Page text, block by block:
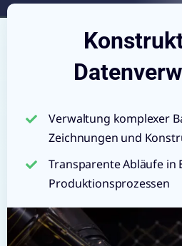
Verwaltung komplexer
Zeichnungen und
Transparente Abläufe in
Produktionsprozessen